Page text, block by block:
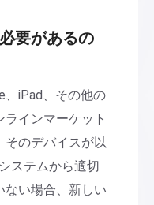
要があるの
、iPad、その他の
インマーケット
そのデバイスが以
ステムから適切
ない場合、新しい